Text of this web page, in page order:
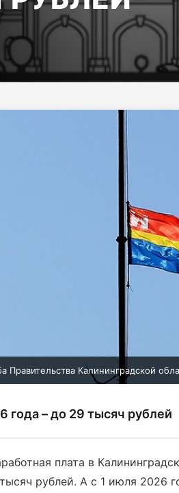
Калининградской
года – до 29 тысяч рублей
плата в
рублей. А с 1 июля 2026